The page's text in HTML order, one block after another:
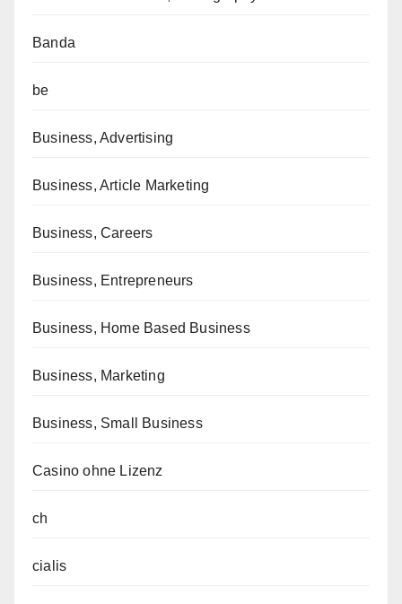
Banda
be
Business, Advertising
Business, Article Marketing
Business, Careers
Business, Entrepreneurs
Business, Home Based Business
Business, Marketing
Business, Small Business
Casino ohne Lizenz
ch
cialis